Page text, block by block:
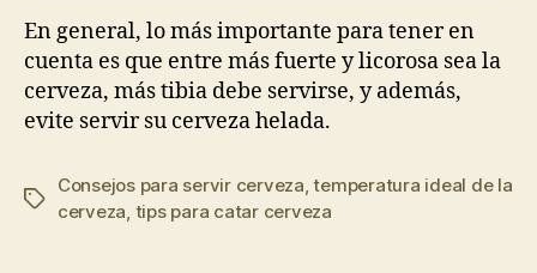
En general, lo más importante para tener en
cuenta es que entre más fuerte y licorosa sea la
cerveza, más tibia debe servirse, y además,
evite servir su cerveza helada.
Etiquetas
Consejos para servir cerveza ,temperatura ideal de la
cerveza tips para catar cerveza